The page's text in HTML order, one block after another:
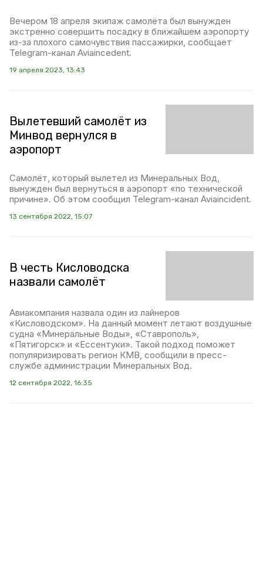
Вечером 18 апреля экипаж самолёта был вынужден
экстренно совершить посадку в ближайшем аэропорту
из-за плохого самочувствия пассажирки, сообщает
Telegram-канал Aviaincedent.
19 апреля 2023, 13:43
Вылетевший самолёт из
Минвод вернулся в
аэропорт
Самолёт, который вылетел из Минеральных Вод,
вынужден был вернуться в аэропорт «по технической
причине». Об этом сообщил Telegram-канал Aviaincident.
13 сентября 2022, 15:07
В честь Кисловодска
назвали самолёт
Авиакомпания назвала один из лайнеров
«Кисловодском». На данный момент летают воздушные
судна «Минеральные Воды», «Ставрополь»,
«Пятигорск» и «Ессентуки». Такой подход поможет
популяризировать регион КМВ, сообщили в пресс-
службе администрации Минеральных Вод.
12 сентября 2022, 16:35